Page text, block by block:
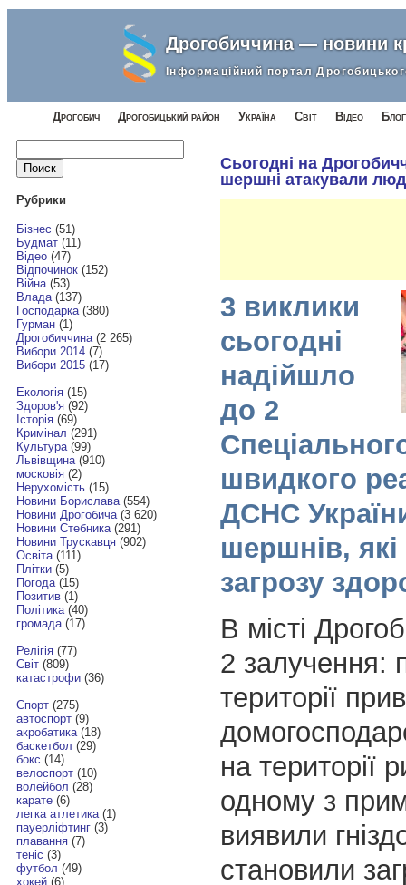
Дрогобиччина — новини
Інформаційний портал
Дрогобич Дрогобицький район Україна Світ Відео
Найти:
Рубрики
Бізнес (51)
Будмат(11)
Відео(47)
Відпочинок(152)
Війна(53)
Влада(137)
Господарка(380)
Гурман(1)
Дрогобиччина(2 265)
Вибори 2014(7)
Вибори 2015(17)
Екологія(15)
Здоров'я(92)
Історія(69)
Кримінал (291)
Культура(99)
Львівщина(910)
московія(2)
Нерухомість(15)
Новини Борислава(554)
Новини Дрогобича(3 620)
Новини Стебника(291)
Новини Трускавця(902)
Освіта(111)
Плітки(5)
Погода(15)
Позитив(1)
Політика(40)
громада(17)
Релігія(77)
Світ(809)
катастрофи(36)
Спорт(275)
автоспорт(9)
акробатика(18)
баскетбол (29)
бокс (14)
велоспорт(10)
волейбол (28)
карате(6)
легка атлетика(1)
пауерліфтинг(3)
плавання(7)
теніс (3)
футбол (49)
хокей(6)
Сьогодні на
шершні атакували
3 виклики
сьогодні
надійшло
до 2
швидкого
ДСНС
шершнів,
загрозу
В місті
2 залучення:
території
на території
одному з
виявили
становили